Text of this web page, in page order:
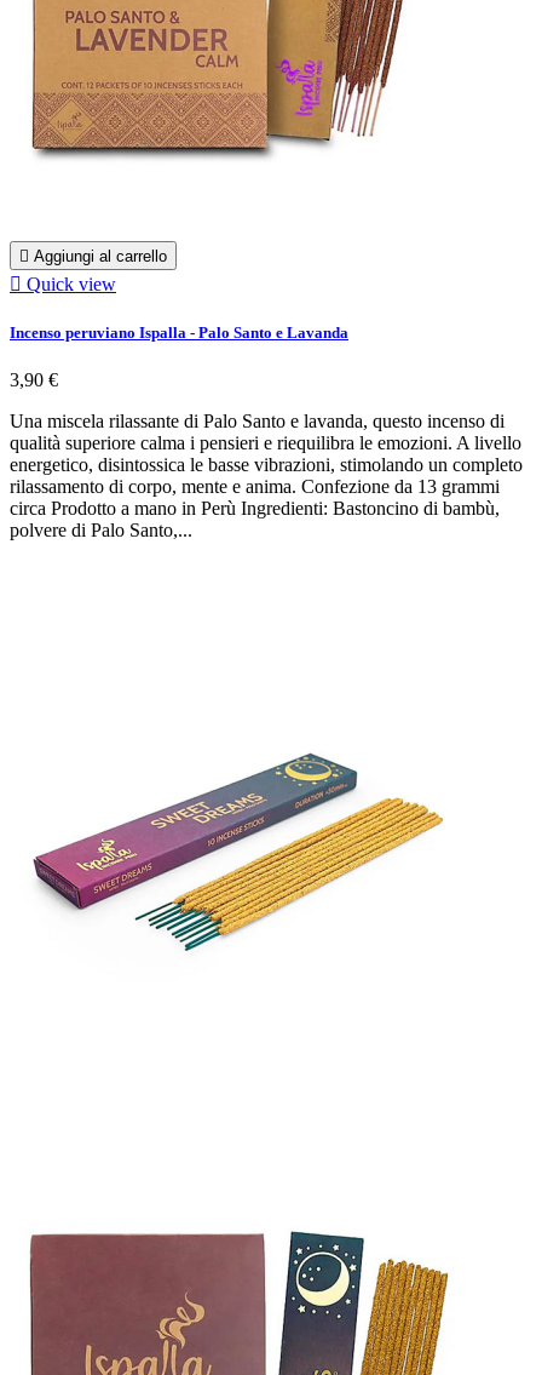
 Aggiungi al carrello
 Quick view
Incenso peruviano Ispalla - Palo Santo e Lavanda
3,90 €
Una miscela rilassante di Palo Santo e lavanda, questo incenso di
qualità superiore calma i pensieri e riequilibra le emozioni. A livello
energetico, disintossica le basse vibrazioni, stimolando un completo
rilassamento di corpo, mente e anima. Confezione da 13 grammi
circa Prodotto a mano in Perù Ingredienti: Bastoncino di bambù,
polvere di Palo Santo,...